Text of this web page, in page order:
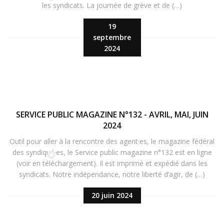
19
septembre
2024
les syndicats. La journée de grève et de (…)
20 juin 2024
SERVICE PUBLIC MAGAZINE N°132 - AVRIL, MAI, JUIN
2024
Outil pour aller à la rencontre des agent·es, le magazine fédéral
des syndiqué·es, le Service public magazine n°132 est en ligne
(voir en téléchargement). Il est imprimé et expédié dans les
syndicats. Notre indépendance, notre liberté d’agir, de (…)